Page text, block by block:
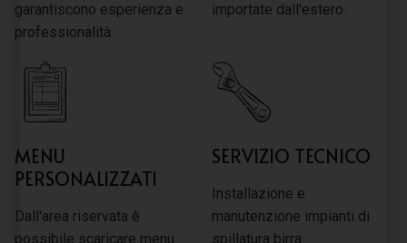
garantiscono esperienza e
professionalità.
importate dall'estero.
MENU
PERSONALIZZATI
Dall'area riservata è
possibile scaricare menu
SERVIZIO TECNICO
Installazione e
manutenzione impianti di
spillatura birra.